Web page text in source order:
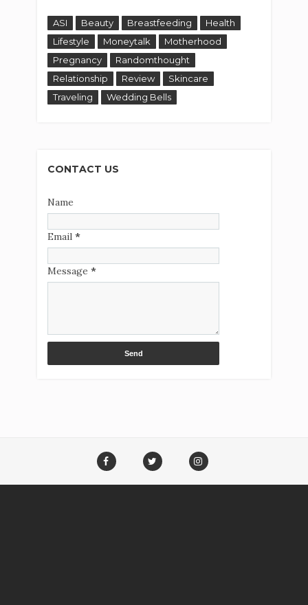
ASI Beauty Breastfeeding
Health
Lifestyle
Moneytalk
Motherhood
Pregnancy
Randomthought
Relationship
Review
Skincare
Traveling
Wedding Bells
CONTACT US
Name
Email *
Message *